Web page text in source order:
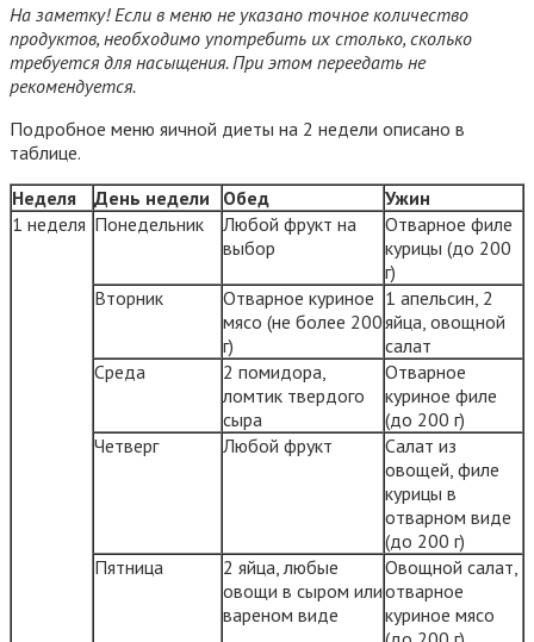
На заметку! Если в меню не указано точное количество
продуктов, необходимо употребить их столько, сколько
требуется для насыщения. При этом переедать не
рекомендуется.
Подробное меню яичной диеты на 2 недели описано в
таблице.
Неделя
День недели Обед
Ужин
1 неделя Понедельник
Любой фрукт на
выбор
Отварное филе
курицы (до 200
г)
Вторник
Отварное куриное
мясо (не более 200
г)
1 апельсин, 2
яйца, овощной
салат
Среда
2 помидора,
ломтик твердого
сыра
Отварное
куриное филе
(до 200 г)
Четверг
Любой фрукт
Салат из
овощей, филе
курицы в
отварном виде
(до 200 г)
Пятница
2 яйца, любые
овощи в сыром или
вареном виде
Овощной салат,
отварное
куриное мясо